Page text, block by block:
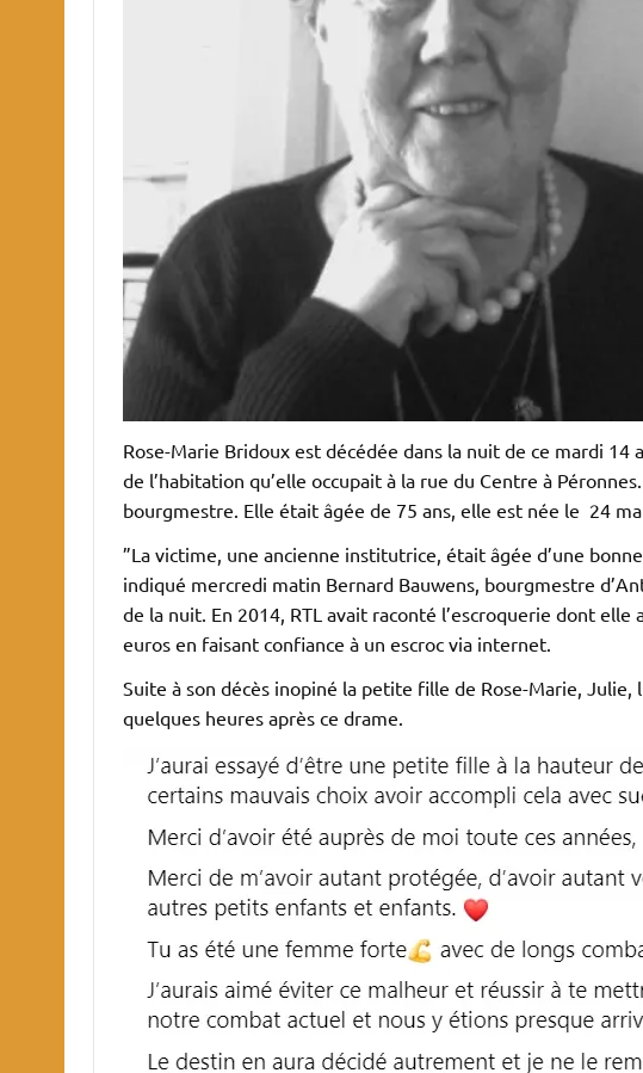
Rose-Marie Bridoux est décédée dans la nuit de ce mardi 14
de l’habitation qu’elle occupait à la rue du Centre à
bourgmestre. Elle était âgée de 75 ans, elle est née le 24
”La victime, une ancienne institutrice, était âgée d’une
indiqué mercredi matin Bernard Bauwens, bourgmestre
de la nuit. En 2014, RTL avait raconté l’escroquerie dont
euros en faisant confiance à un escroc via internet.
Suite à son décès inopiné la petite fille de Rose-Marie, Julie,
quelques heures après ce drame.